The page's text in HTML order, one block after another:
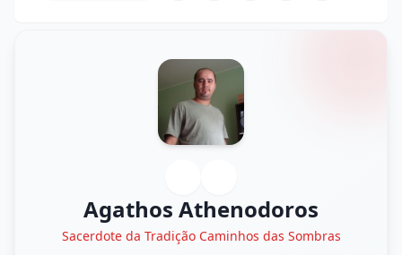
Agathos Athenodoros
Sacerdote da Tradição Caminhos das Sombras